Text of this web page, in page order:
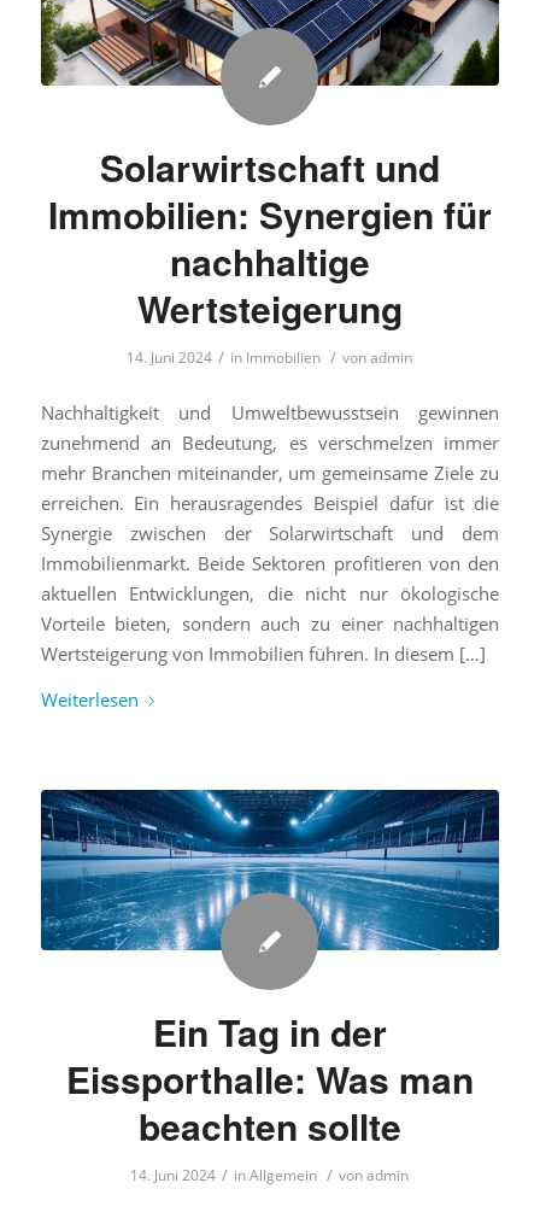
Solarwirtschaft und
Immobilien: Synergien für
nachhaltige
Wertsteigerung
14. Juni 2024 / in Immobilien / vonadmin
Nachhaltigkeit und Umweltbewusstsein gewinnen
zunehmend an Bedeutung, es verschmelzen immer
mehr Branchen miteinander, um gemeinsame Ziele zu
erreichen. Ein herausragendes Beispiel dafür ist die
Synergie zwischen der Solarwirtschaft und dem
Immobilienmarkt. Beide Sektoren profitieren von den
aktuellen Entwicklungen, die nicht nur ökologische
Vorteile bieten, sondern auch zu einer nachhaltigen
Wertsteigerung von Immobilien führen. In diesem […]
Weiterlesen
Ein Tag in der
Eissporthalle: Was man
beachten sollte
14. Juni 2024 / inAllgemein / vonadmin